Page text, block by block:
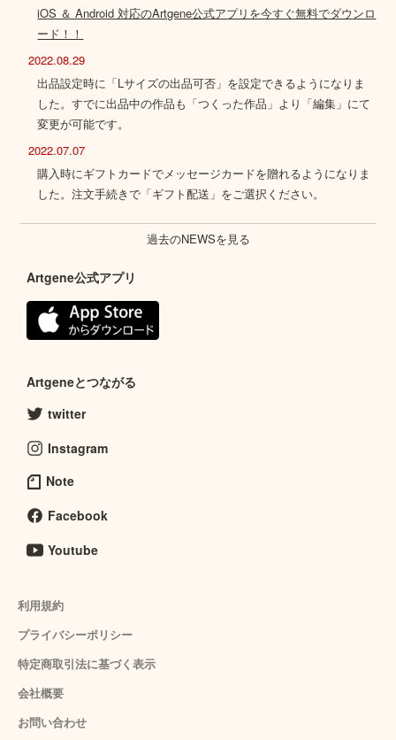
iOS ＆ Android 対応のArtgene公式アプリを今すぐ無料でダウンロ
ード！！
2022.08.29
出品設定時に「Lサイズの出品可否」を設定できるようになりま
した。すでに出品中の作品も「つくった作品」より「編集」にて
変更が可能です。
2022.07.07
購入時にギフトカードでメッセージカードを贈れるようになりま
した。注文手続きで「ギフト配送」をご選択ください。
過去のNEWSを見る
Artgene公式アプリ
Artgeneとつながる
twitter
Instagram
Note
Facebook
Youtube
利用規約
プライバシーポリシー
特定商取引法に基づく表示
会社概要
お問い合わせ